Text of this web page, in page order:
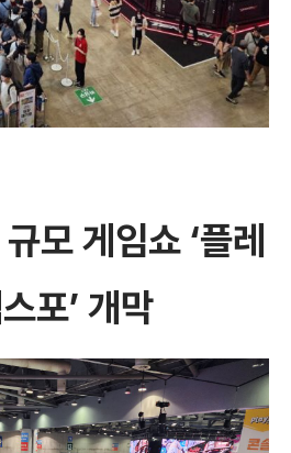
모 게임쇼 ‘플레
포’ 개막